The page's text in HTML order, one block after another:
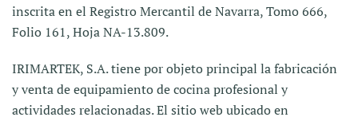
inscrita en el Registro Mercantil de Navarra, Tomo 666,
Folio 161, Hoja NA-13.809.
IRIMARTEK, S.A. tiene por objeto principal la fabricación
y venta de equipamiento de cocina profesional y
actividades relacionadas. El sitio web ubicado en